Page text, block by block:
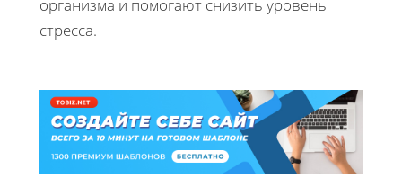
организма и помогают снизить уровень
стресса.